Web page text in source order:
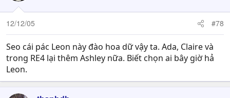
12/12/05 #78
Seo cái pác Leon này đào hoa dữ vậy ta. Ada, Claire và
trong RE4 lại thêm Ashley nữa. Biết chọn ai bây giờ hả
Leon.